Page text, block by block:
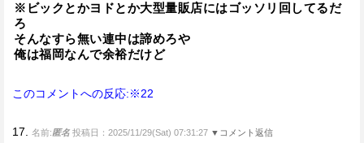
※ビックとかヨドとか大型量販店にはゴッソリ回してるだ
ろ
そんなすら無い連中は諦めろや
俺は福岡なんで余裕だけど
このコメントへの反応:※22
17. 名前:匿名 投稿日：2025/11/29(Sat) 07:31:27 ▼コメント返信